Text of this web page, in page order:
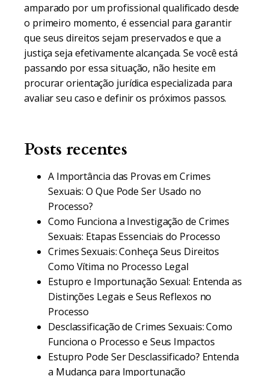
amparado por um profissional qualificado desde
o primeiro momento, é essencial para garantir
que seus direitos sejam preservados e que a
justiça seja efetivamente alcançada. Se você está
passando por essa situação, não hesite em
procurar orientação jurídica especializada para
avaliar seu caso e definir os próximos passos.
Posts recentes
A Importância das Provas em Crimes
Sexuais: O Que Pode Ser Usado no
Processo?
Como Funciona a Investigação de Crimes
Sexuais: Etapas Essenciais do Processo
Crimes Sexuais: Conheça Seus Direitos
Como Vítima no Processo Legal
Estupro e Importunação Sexual: Entenda as
Distinções Legais e Seus Reflexos no
Processo
Desclassificação de Crimes Sexuais: Como
Funciona o Processo e Seus Impactos
Estupro Pode Ser Desclassificado? Entenda
a Mudança para Importunação